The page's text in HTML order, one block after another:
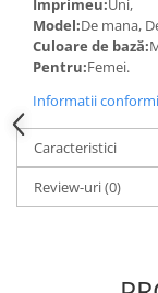
Imprimeu:Uni,
Model:De mana,
Culoare de bază:
Pentru:Femei.
Informatii
Caracteristici
Review-uri(0)